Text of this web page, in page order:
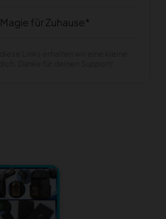
Magie für Zuhause